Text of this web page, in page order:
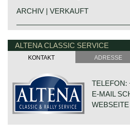
ARCHIV | VERKAUFT
Alvis history
Alvis was founded by Thomas
Freville. The first cars built under
manufactured in 1920, and the last
ending of the brand name Alvis was
incorporated into the British
became part of Rover.
The Alvis cars were of great quality
designed and manufactured by
ALTENA CLASSIC SERVICE
KONTAKT ADRESSE
TELEFON:
E-MAIL
WEBSEITE